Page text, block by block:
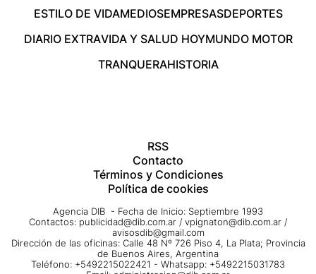
ESTILO DE VIDAMEDIOSEMPRESASDEPORTES
DIARIO EXTRAVIDA Y SALUD HOYMUNDO MOTOR
TRANQUERAHISTORIA
RSS
Contacto
Términos y Condiciones
Política de cookies
Agencia DIB - Fecha de Inicio: Septiembre 1993
Contactos: publicidad@dib.com.ar / vpignaton@dib.com.ar /
avisosdib@gmail.com
Dirección de las oficinas: Calle 48 Nº 726 Piso 4, La Plata; Provincia
de Buenos Aires, Argentina
Teléfono: +5492215022421 - Whatsapp: +5492215031783